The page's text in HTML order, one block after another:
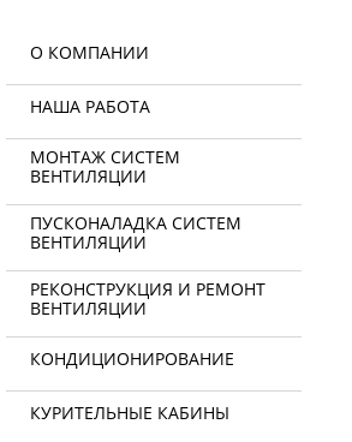
О КОМПАНИИ
НАША РАБОТА
МОНТАЖ СИСТЕМ
ВЕНТИЛЯЦИИ
ПУСКОНАЛАДКА СИСТЕМ
ВЕНТИЛЯЦИИ
РЕКОНСТРУКЦИЯ И РЕМОНТ
ВЕНТИЛЯЦИИ
КОНДИЦИОНИРОВАНИЕ
КУРИТЕЛЬНЫЕ КАБИНЫ